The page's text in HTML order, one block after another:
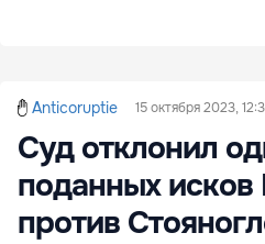
Anticoruptie 15 октября 2023,
Суд отклонил
поданных
против